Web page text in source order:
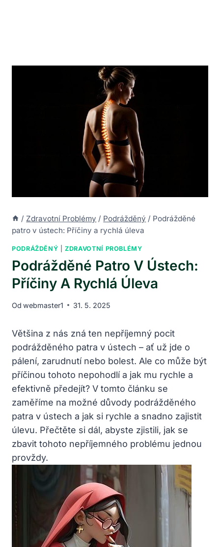
/ Zdravotní Problémy / Podrážděný / Podrážděné
patro v ústech: Příčiny a rychlá úleva
PODRÁŽDĚNÝ |ZDRAVOTNÍ PROBLÉMY
Podrážděné Patro V Ústech:
Příčiny A Rychlá Úleva
Od webmaster1 31. 5. 2025
Většina z nás zná ten nepříjemný pocit
podrážděného patra v ústech – ať už jde o
pálení, zarudnutí nebo bolest. Ale co může být
příčinou tohoto nepohodlí a jak mu rychle a
efektivně předejít? V tomto článku se
zaměříme na možné důvody podrážděného
patra v ústech a jak si rychle a snadno zajistit
úlevu. Přečtěte si dál, abyste zjistili, jak se
zbavit tohoto nepříjemného problému jednou
provždy.